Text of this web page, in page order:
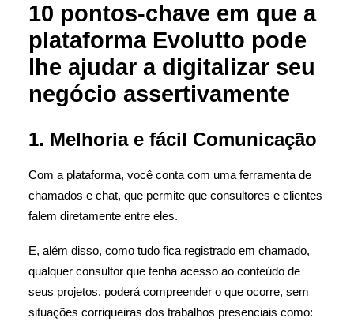
10 pontos-chave em que a
plataforma Evolutto pode
lhe ajudar a digitalizar seu
negócio assertivamente
1. Melhoria e fácil Comunicação
Com a plataforma, você conta com uma ferramenta de
chamados e chat, que permite que consultores e clientes
falem diretamente entre eles.
E, além disso, como tudo fica registrado em chamado,
qualquer consultor que tenha acesso ao conteúdo de
seus projetos, poderá compreender o que ocorre, sem
situações corriqueiras dos trabalhos presenciais como: